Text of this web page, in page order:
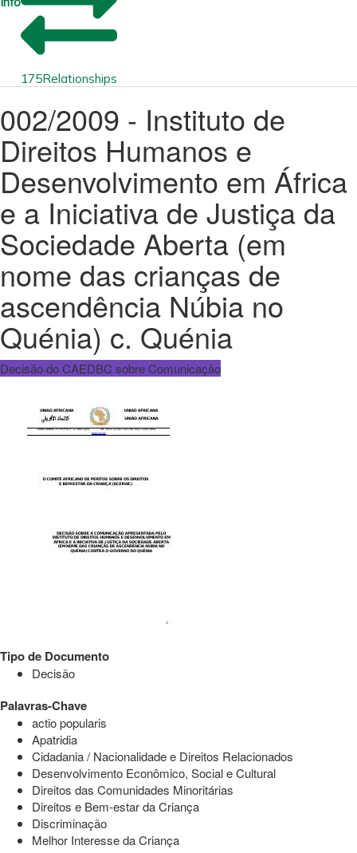
175Relationships
002/2009 - Instituto de
Direitos Humanos e
Desenvolvimento em África
e a Iniciativa de Justiça da
Sociedade Aberta (em
nome das crianças de
ascendência Núbia no
Quénia) c. Quénia
Decisão do CAEDBC sobre Comunicação
Tipo de Documento
Decisão
Palavras-Chave
actio popularis
Apatridia
Cidadania / Nacionalidade e Direitos Relacionados
Desenvolvimento Econômico, Social e Cultural
Direitos das Comunidades Minoritárias
Direitos e Bem-estar da Criança
Discriminação
Melhor Interesse da Criança